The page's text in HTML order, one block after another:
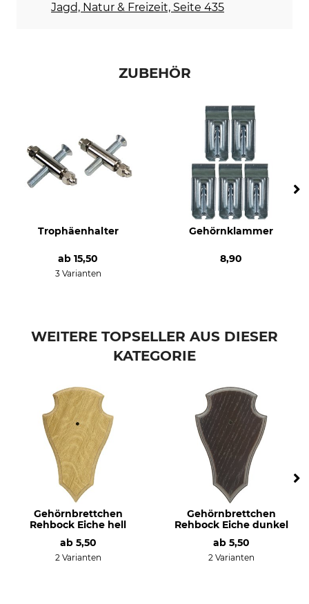
Jagd, Natur & Freizeit, Seite 435
ZUBEHÖR
Trophäenhalter
ab 15,50
3 Varianten
Gehörnklammer
8,90
WEITERE TOPSELLER AUS DIESER
KATEGORIE
Gehörnbrettchen
Rehbock Eiche hell
ab 5,50
2 Varianten
Gehörnbrettchen
Rehbock Eiche dunkel
ab 5,50
2 Varianten